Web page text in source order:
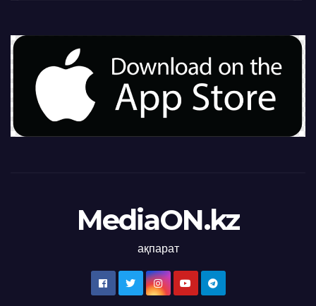
MediaON.kz
ақпарат